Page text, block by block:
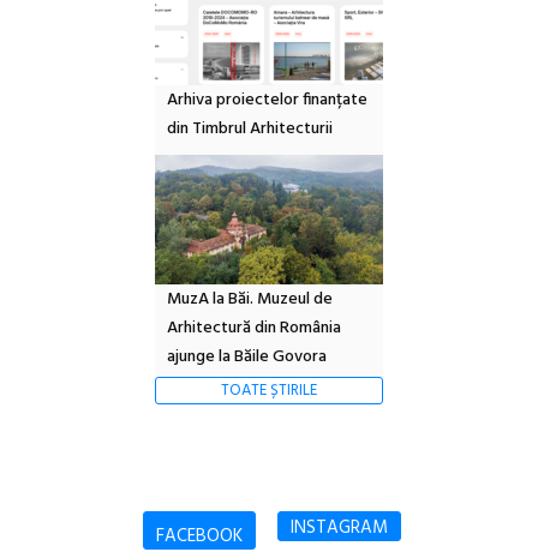
Arhiva proiectelor finanțate
din Timbrul Arhitecturii
MuzA la Băi. Muzeul de
Arhitectură din România
ajunge la Băile Govora
TOATE ȘTIRILE
FACEBOOK INSTAGRAM